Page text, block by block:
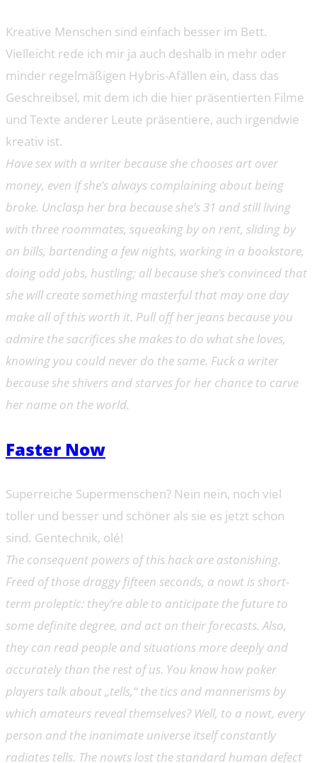
Kreative Menschen sind einfach besser im Bett.
Vielleicht rede ich mir ja auch deshalb in mehr oder
minder regelmäßigen Hybris-Afällen ein, dass das
Geschreibsel, mit dem ich die hier präsentierten Filme
und Texte anderer Leute präsentiere, auch irgendwie
kreativ ist.
Have sex with a writer because she chooses art over
money, even if she’s always complaining about being
broke. Unclasp her bra because she’s 31 and still living
with three roommates, squeaking by on rent, sliding by
on bills, bartending a few nights, working in a bookstore,
doing odd jobs, hustling; all because she’s convinced that
she will create something masterful that may one day
make all of this worth it. Pull off her jeans because you
admire the sacrifices she makes to do what she loves,
knowing you could never do the same. Fuck a writer
because she shivers and starves for her chance to carve
her name on the world.
Faster Now
Superreiche Supermenschen? Nein nein, noch viel
toller und besser und schöner als sie es jetzt schon
sind. Gentechnik, olé!
The consequent powers of this hack are astonishing.
Freed of those draggy fifteen seconds, a nowt is short-
term proleptic: they’re able to anticipate the future to
some definite degree, and act on their forecasts. Also,
they can read people and situations more deeply and
accurately than the rest of us. You know how poker
players talk about „tells,“ the tics and mannerisms by
which amateurs reveal themselves? Well, to a nowt, every
person and the inanimate universe itself constantly
radiates tells. The nowts lost the standard human defect